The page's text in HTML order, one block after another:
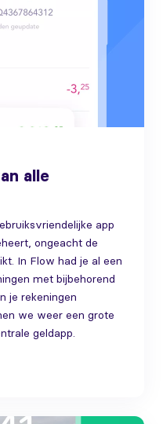
alle
app
ongeacht de
In Flow had je al een
met bijbehorend
je rekeningen
we weer een grote
geldapp.